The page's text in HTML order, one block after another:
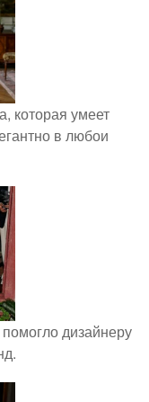
которая умеет
в любои
дизайнеру